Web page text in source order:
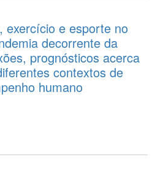
exercício e esporte no
decorrente da
prognósticos acerca
contextos de
humano